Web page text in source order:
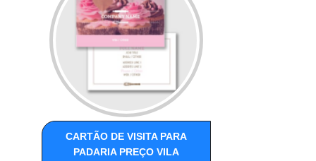
CARTÃO DE VISITA PARA
PADARIA PREÇO VILA